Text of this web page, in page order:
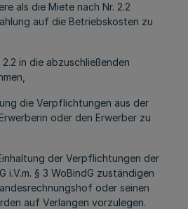
als die Miete nach Nr. 2.2
auf die Betriebskosten zu
in die abzuschließenden
die Verpflichtungen aus der
oder den Erwerber zu
der Verpflichtungen der
i.V.m. § 3 WoBindG zuständigen
oder seinen
auf Verlangen vorzulegen.